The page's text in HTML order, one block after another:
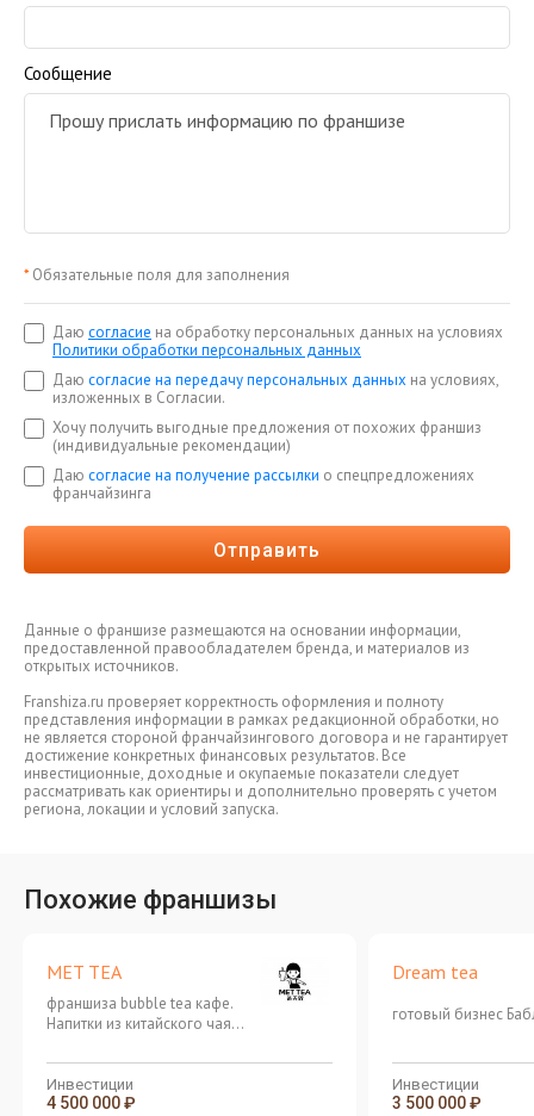
Сообщение
* Обязательные поля для заполнения
Даю согласие на обработку персональных данных на условиях
Политики обработки персональных данных
Даю согласие на передачу персональных данных на условиях,
изложенных в Согласии.
Хочу получить выгодные предложения от похожих франшиз
(индивидуальные рекомендации)
Даю согласие на получение рассылки о спецпредложениях
франчайзинга
Отправить
Данные о франшизе размещаются на основании информации,
предоставленной правообладателем бренда, и материалов из
открытых источников.
Franshiza.ru проверяет корректность оформления и полноту
представления информации в рамках редакционной обработки, но
не является стороной франчайзингового договора и не гарантирует
достижение конкретных финансовых результатов. Все
инвестиционные, доходные и окупаемые показатели следует
рассматривать как ориентиры и дополнительно проверять с учетом
региона, локации и условий запуска.
Похожие франшизы
MET TEA
франшиза bubble tea кафе.
Напитки из китайского чая
современными вкусами.
MAKE THE WORLD LOVE
CHINESE TEA
Инвестиции
4 500 000 ₽
Dream tea
готовый бизнес
Инвестиции
3 500 000 ₽